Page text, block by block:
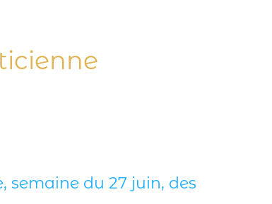
semaine du 27 juin, des